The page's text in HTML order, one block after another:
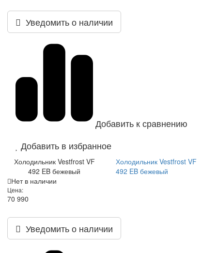
Уведомить о наличии
Добавить к сравнению
Добавить в избранное
Холодильник Vestfrost VF
492 EB бежевый
Холодильник Vestfrost VF
492 EB бежевый
Нет в наличии
Цена:
70 990
Уведомить о наличии